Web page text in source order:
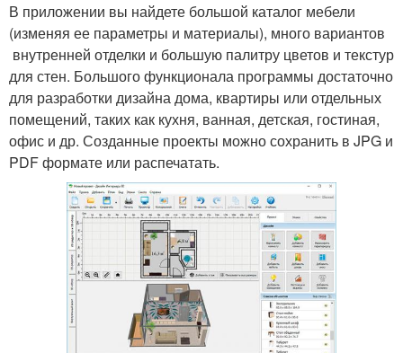
В приложении вы найдете большой каталог мебели
(изменяя ее параметры и материалы), много вариантов
внутренней отделки и большую палитру цветов и текстур
для стен. Большого функционала программы достаточно
для разработки дизайна дома, квартиры или отдельных
помещений, таких как кухня, ванная, детская, гостиная,
офис и др. Созданные проекты можно сохранить в JPG и
PDF формате или распечатать.